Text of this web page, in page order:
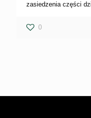
zasiedzenia części
0